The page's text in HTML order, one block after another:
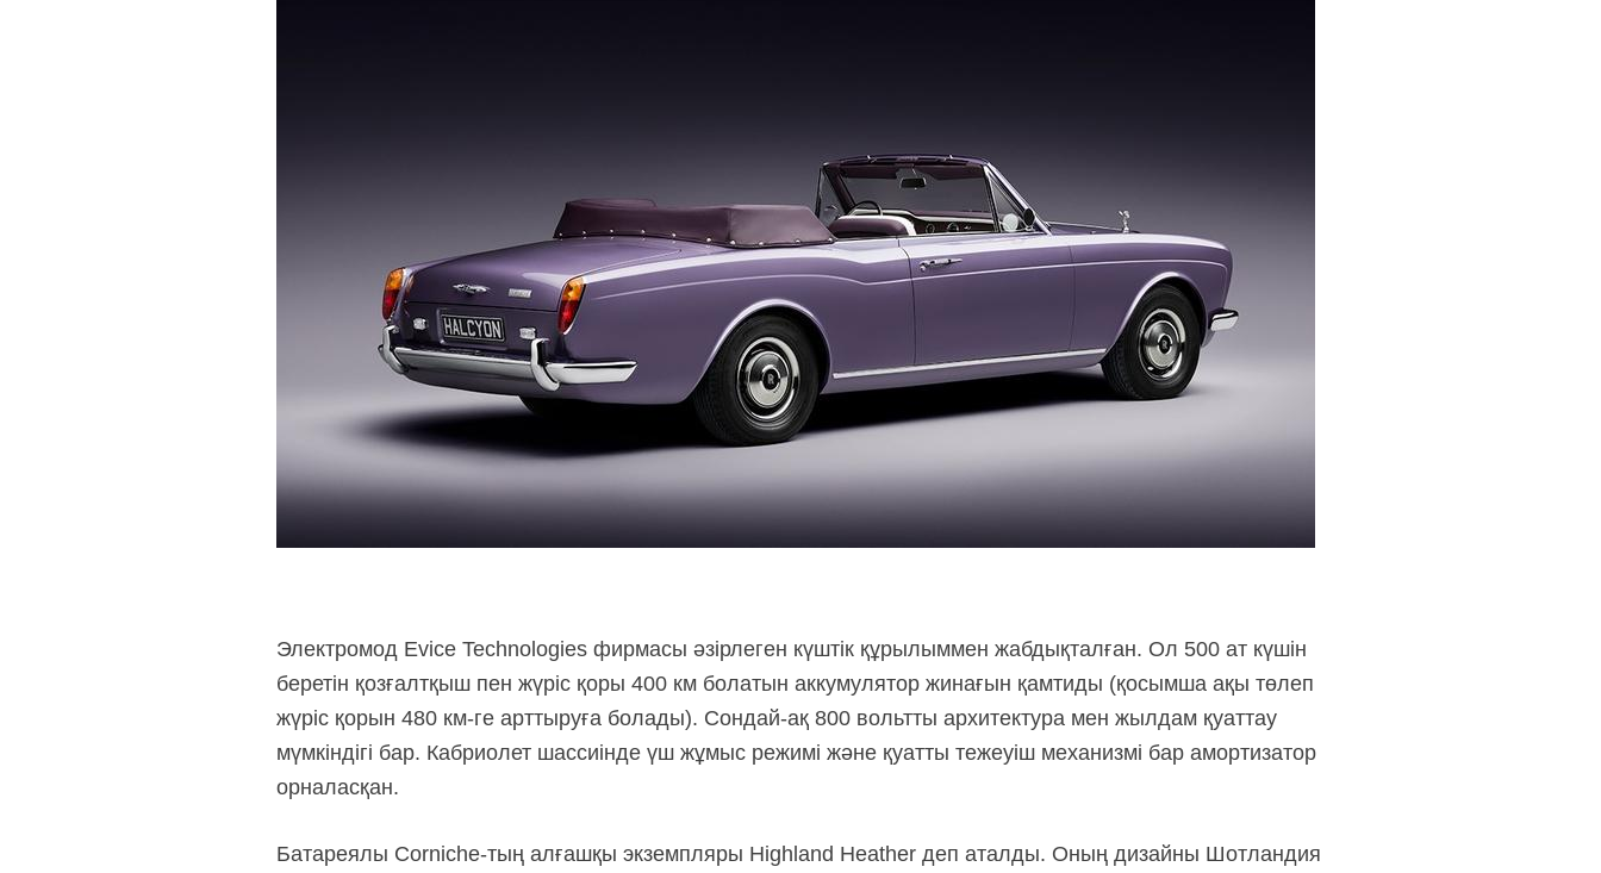
Электромод Evice Technologies фирмасы әзірлеген күштік құрылыммен жабдықталған. Ол 500 ат күшін
беретін қозғалтқыш пен жүріс қоры 400 км болатын аккумулятор жинағын қамтиды (қосымша ақы төлеп
жүріс қорын 480 км-геарттыруға болады). Сондай-ақ800 вольтты архитектура мен жылдам қуаттау
мүмкіндігі бар. Кабриолет шассиінде үш жұмыс режимі және қуатты тежеуіш механизмі бар амортизатор
орналасқан.
Батареялы Corniche-тың алғашқы экземпляры Highland Heather деп аталды. Оның дизайны Шотландия